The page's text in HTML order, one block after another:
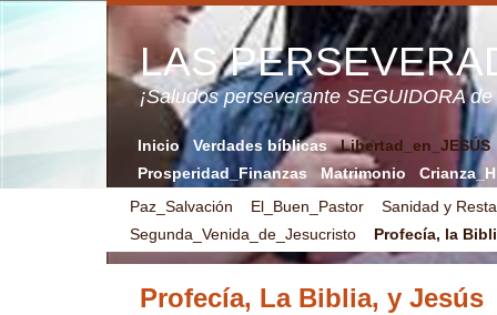
LAS
¡Saludos perseverante SEGUIDORA
Inicio Verdades bíblicas
Libertad_en_JESÚS
Prosperidad_Finanzas
Matrimonio
Paz_Salvación
El_Buen_Pastor
Sanidad y
Segunda_Venida_de_Jesucristo
Profecía, la
Profecía, La Biblia, y Jesús